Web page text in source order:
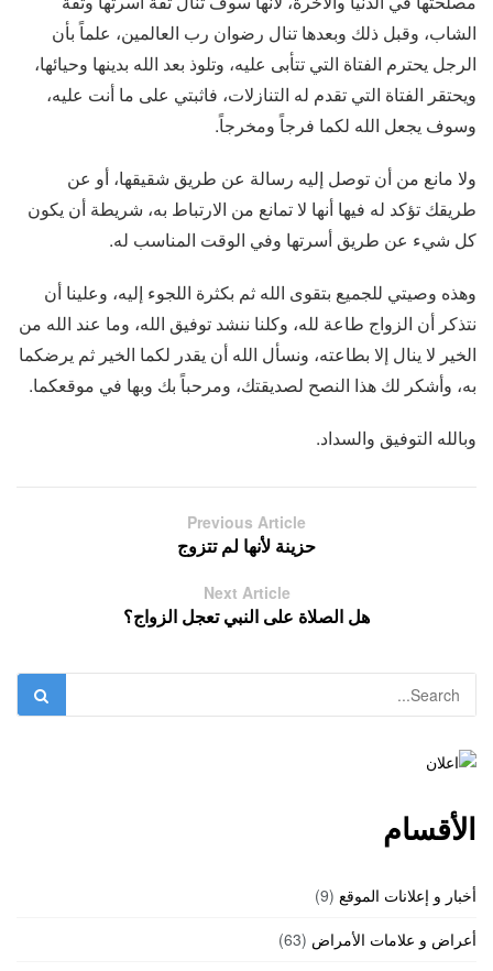
الشاب، وقبل ذلك وبعدها تنال رضوان رب العالمين، علماً بأن
الرجل يحترم الفتاة التي تتأبى عليه، وتلوذ بعد الله بدينها وحيائها،
ويحتقر الفتاة التي تقدم له التنازلات، فاثبتي على ما أنت عليه،
وسوف يجعل الله لكما فرجاً ومخرجاً.
ولا مانع من أن توصل إليه رسالة عن طريق شقيقها، أو عن
طريقك تؤكد له فيها أنها لا تمانع من الارتباط به، شريطة أن يكون
كل شيء عن طريق أسرتها وفي الوقت المناسب له.
وهذه وصيتي للجميع بتقوى الله ثم بكثرة اللجوء إليه، وعلينا أن
نتذكر أن الزواج طاعة لله، وكلنا ننشد توفيق الله، وما عند الله من
الخير لا ينال إلا بطاعته، ونسأل الله أن يقدر لكما الخير ثم يرضكما
به، وأشكر لك هذا النصح لصديقتك، ومرحباً بك وبها في موقعكما.
وبالله التوفيق والسداد.
Previous Article
حزينة لأنها لم تتزوج
Next Article
هل الصلاة على النبي تعجل الزواج؟
الأقسام
أخبار و إعلانات الموقع (9)
أعراض و علامات الأمراض (63)